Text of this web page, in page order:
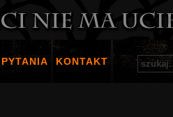
PYTANIA KONTAKT